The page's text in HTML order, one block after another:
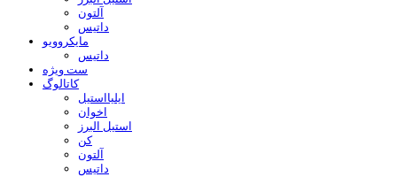
آلتون
داتیس
مایکروویو
داتیس
ست ویژه
کاتالوگ
ایلیااستیل
اخوان
استیل البرز
کن
آلتون
داتیس